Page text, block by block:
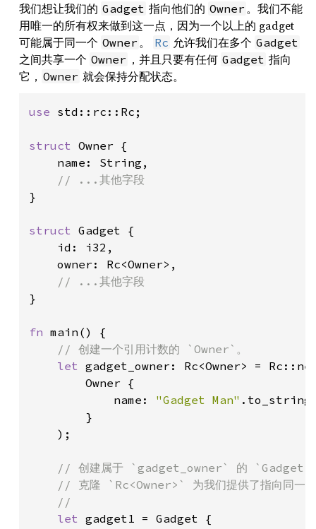
我们想让我们的 Gadget 指向他们的 Owner 。我们不能
用唯一的所有权来做到这一点，因为一个以上的 gadget
可能属于同一个 Owner 。 Rc 允许我们在多个 Gadget
之间共享一个 Owner ，并且只要有任何 Gadget 指向
它， Owner 就会保持分配状态。
use std::rc::Rc;
struct Owner {
    name: String,
}
struct Gadget {
    id: i32,
    owner: Rc<Owner>,
}
fn main() {
// 创建一个引用计数的 `Owner`。
let gadget_owner: Rc<Owner> =
        Owner {
            name:
"Gadget Man"
        }
    );
// 创建属于 `gadget_owner` 的 `Gadget`
// 克隆 `Rc<Owner>` 为我们提供了指向同一
    //
let gadget1 = Gadget {